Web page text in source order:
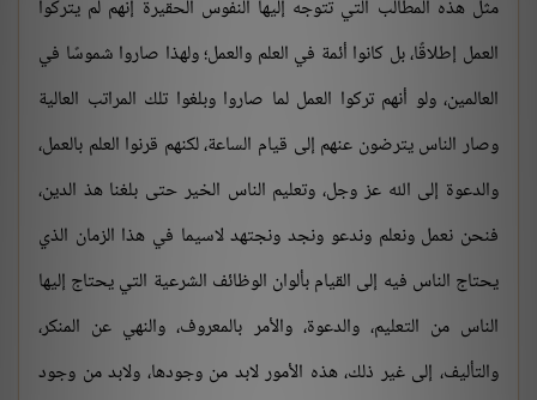
مثل هذه المطالب التي تتوجه إليها النفوس الحقيرة إنهم لم يتركوا
العمل إطلاقًا، بل كانوا أئمة في العلم والعمل؛ ولهذا صاروا شموسًا في
العالمين، ولو أنهم تركوا العمل لما صاروا وبلغوا تلك المراتب العالية
وصار الناس يترضون عنهم إلى قيام الساعة، لكنهم قرنوا العلم بالعمل،
والدعوة إلى الله عز وجل، وتعليم الناس الخير حتى بلغنا هذ الدين،
فنحن نعمل ونعلم وندعو ونجد ونجتهد لاسيما في هذا الزمان الذي
يحتاج الناس فيه إلى القيام بألوان الوظائف الشرعية التي يحتاج إليها
الناس من التعليم، والدعوة، والأمر بالمعروف، والنهي عن المنكر،
والتأليف، إلى غير ذلك، هذه الأمور لابد من وجودها، ولابد من وجود